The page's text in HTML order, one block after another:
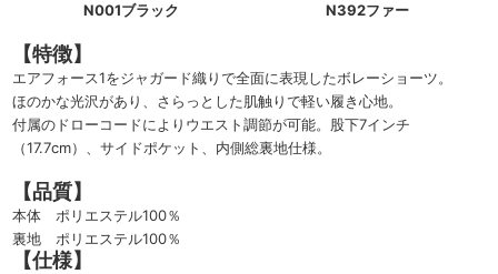
N001ブラック N392ファー
【特徴】
エアフォース1をジャガード織りで全面に表現したボレーショーツ。
ほのかな光沢があり、さらっとした肌触りで軽い履き心地。
付属のドローコードによりウエスト調節が可能。股下7インチ
（17.7cm）、サイドポケット、内側総裏地仕様。
【品質】
本体 ポリエステル100％
裏地 ポリエステル100％
【仕様】